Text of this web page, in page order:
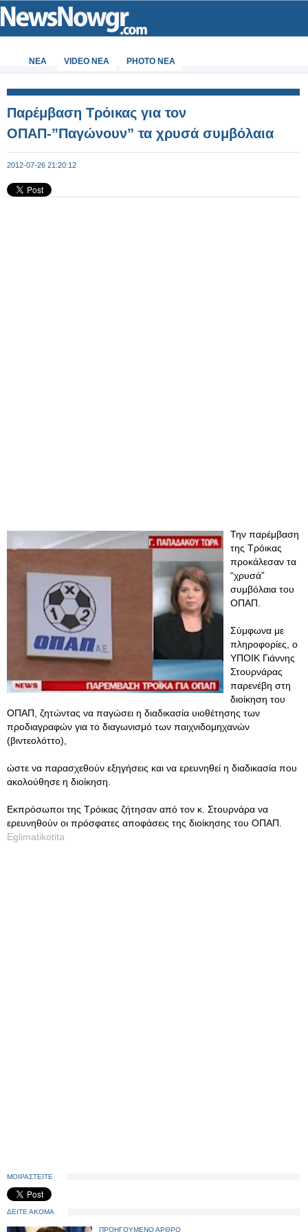
ΝΕΑ VIDEO NEA PHOTO NEA
Παρέμβαση Τρόικας για τον
ΟΠΑΠ-”Παγώνουν” τα χρυσά συμβόλαια
2012-07-26 21:20:12
Την παρέμβαση
της Τρόικας
προκάλεσαν τα
“χρυσά”
συμβόλαια του
ΟΠΑΠ.
Σύμφωνα με
πληροφορίες, ο
ΥΠΟΙΚ Γιάννης
Στουρνάρας
παρενέβη στη
διοίκηση του
ΟΠΑΠ, ζητώντας να παγώσει η διαδικασία υιοθέτησης των
προδιαγραφών για το διαγωνισμό των παιχνιδομηχανών
(βιντεολόττο),
ώστε να παρασχεθούν εξηγήσεις και να ερευνηθεί η διαδικασία που
ακολούθησε η διοίκηση.
Εκπρόσωποι της Τρόικας ζήτησαν από τον κ. Στουρνάρα να
ερευνηθούν οι πρόσφατες αποφάσεις της διοίκησης του ΟΠΑΠ.
Eglimatikotita
ΜΟΙΡΑΣΤΕΙΤΕ
ΔΕΙΤΕ ΑΚΟΜΑ
ΠΡΟΗΓΟΥΜΕΝΟ ΑΡΘΡΟ